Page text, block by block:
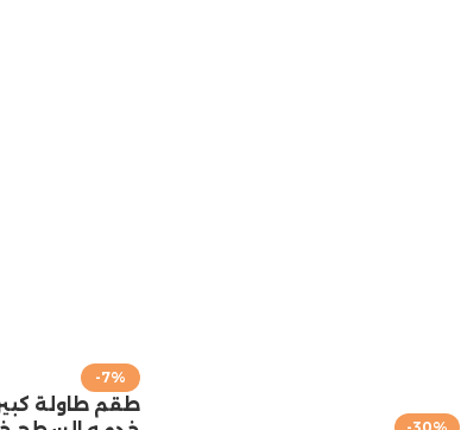
-7%